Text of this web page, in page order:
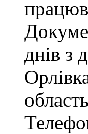
днів з